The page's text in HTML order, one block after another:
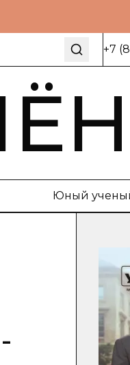
+7
Юный